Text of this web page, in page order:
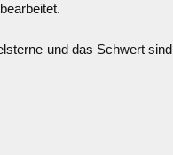
und das Schwert sind